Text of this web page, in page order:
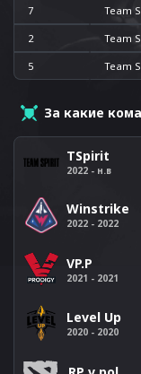
7 Team
2 Team
5 Team
За какие
TSpirit
2022 - н.в
Winstrike
2022 - 2022
VP.P
2021 - 2021
Level Up
2020 - 2020